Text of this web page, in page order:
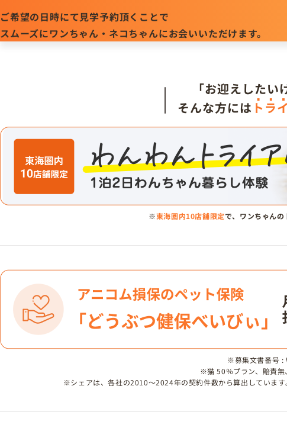
ご希望の日時にて見学予約頂くことで
スムーズにワンちゃん・ネコちゃんにお会いいただけます。
「お迎えしたい
そんな方には トラ
※東海圏内10店舗限定で、ワンちゃんの
※募集文書番号 :
※猫 50％プラン、賠責無
※シェアは、各社の2010～2024年の契約件数から算出していま